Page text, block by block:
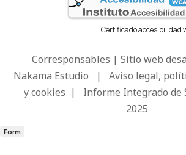
Certificado accesibilidad
Corresponsables | Sitio web
Nakama Estudio | Aviso legal,
y cookies | Informe Integrado de
2025
Form